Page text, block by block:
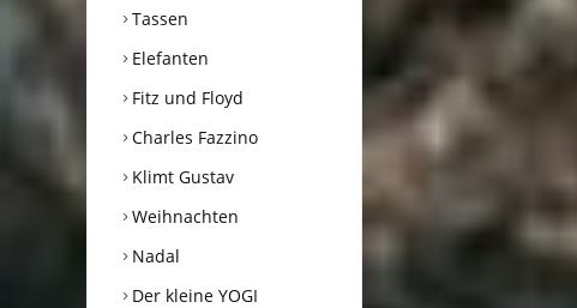
Tassen
Elefanten
Fitz und Floyd
Charles Fazzino
Klimt Gustav
Weihnachten
Nadal
Der kleine YOGI